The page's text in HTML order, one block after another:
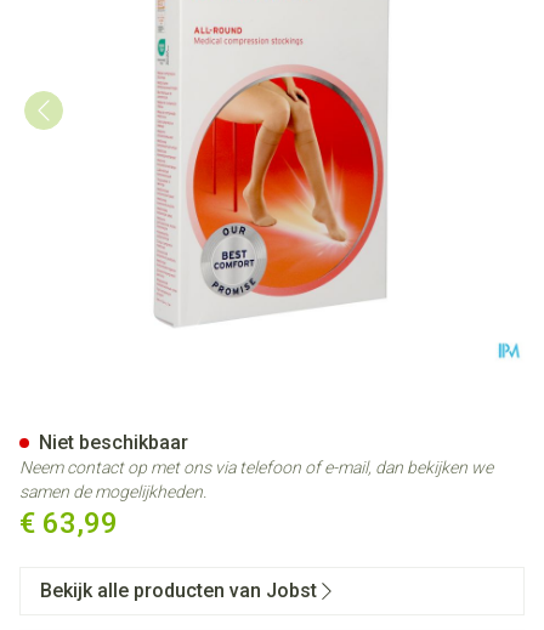
€ 63,99
Niet beschikbaar
Neem contact op met ons via telefoon of e-mail, dan bekijken we
samen de mogelijkheden.
Bekijk alle producten van Jobst